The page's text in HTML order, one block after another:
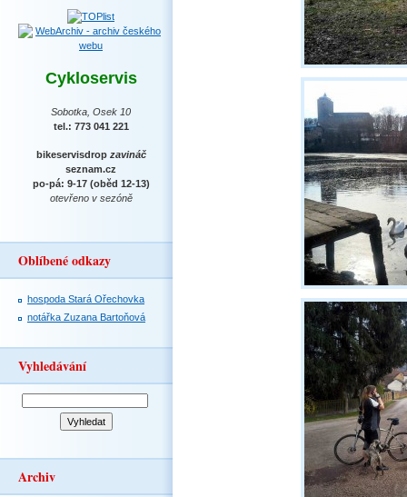
Cykloservis
Sobotka, Osek 10
tel.: 773 041 221
bikeservisdrop zavináč
seznam.cz
po-pá: 9-17 (oběd 12-13)
otevřeno v sezóně
Oblíbené odkazy
hospoda Stará Ořechovka
notářka Zuzana Bartoňová
Vyhledávání
Archiv